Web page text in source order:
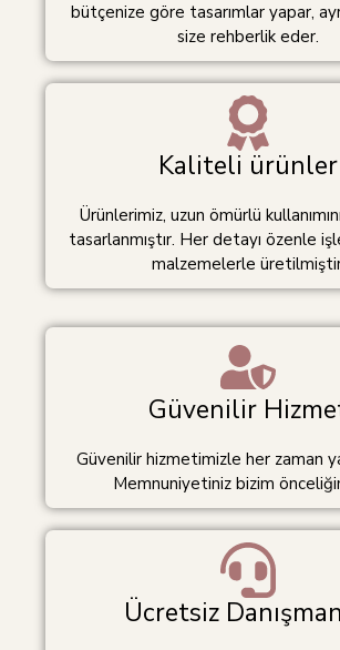
bütçenize göre tasarımlar yapar,
size rehberlik eder.
Kaliteli ürünler
Ürünlerimiz, uzun ömürlü
tasarlanmıştır. Her detayı özenle
malzemelerle
Güvenilir
Güvenilir hizmetimizle her zaman
Memnuniyetiniz bizim
Ücretsiz